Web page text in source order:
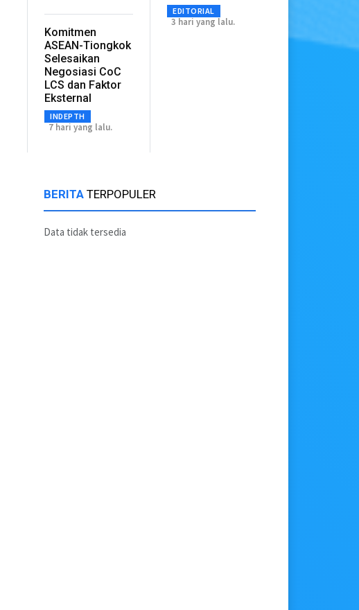
Komitmen
ASEAN-Tiongkok
Selesaikan
Negosiasi CoC
LCS dan Faktor
Eksternal
INDEPTH
7 hari yang lalu.
EDITORIAL
3 hari yang lalu.
BERITATERPOPULER
Data tidak tersedia